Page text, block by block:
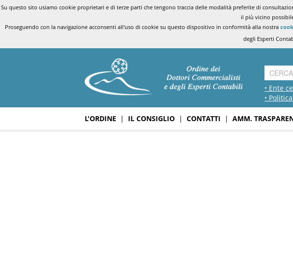
Su questo sito usiamo cookie proprietari e di terze parti che tengono traccia delle modalità preferite di
il più vicino
Proseguendo con la navigazione acconsenti all'uso di cookie su questo dispositivo in conformità alla nostra
degli Esperti
• Ente
•
L'ORDINE | IL CONSIGLIO | CONTATTI | AMM.